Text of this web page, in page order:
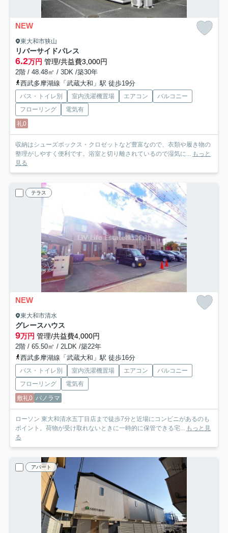
NEW
東大和市狭山
リバーサイドパレス
6.2万円 管理/共益費3,000円
2階 / 48.48㎡ / 3DK /築30年
西武多摩湖線「武蔵大和」駅 徒歩19分
バス・トイレ別 室内洗濯機置場 エアコン
バルコニー
フローリング
電気有
礼0
収納はシューズボックス・クロゼットなど豊富なので、衣類や履き物の
整理がしやすく便利です。浴室と切り離されているので湿気に... もっと
見る
テラス
NEW
東大和市清水
グレースハウス
9万円 管理/共益費4,000円
2階 / 65.50㎡ / 2LDK /築22年
西武多摩湖線「武蔵大和」駅 徒歩16分
バス・トイレ別 室内洗濯機置場 エアコン
バルコニー
フローリング
電気有
敷礼0 パノラマ
ローソン 東大和清水五丁目店まで徒歩7分と近場にコンビニがあるのも
ポイント。荷物が受け取れないときに一時的に保管できる宅... もっと見
る
アパート